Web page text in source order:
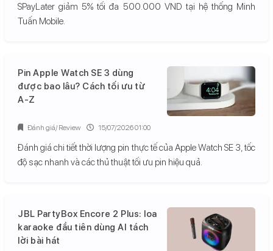
SPayLater giảm 5% tối đa 500.000 VND tại hệ thống Minh
Tuấn Mobile.
Pin Apple Watch SE 3 dùng
được bao lâu? Cách tối ưu từ
A-Z
Đánh giá chi tiết thời lượng pin thực tế của Apple Watch SE 3, tốc
độ sạc nhanh và các thủ thuật tối ưu pin hiệu quả.
Đánh giá/ Review 15/07/2026 01:00
JBL PartyBox Encore 2 Plus: loa
karaoke đầu tiên dùng AI tách
lời bài hát